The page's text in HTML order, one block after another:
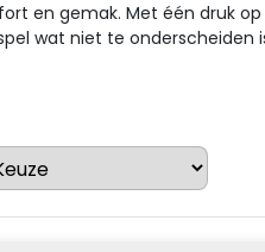
en gemak. Met één druk
wat niet te onderscheiden